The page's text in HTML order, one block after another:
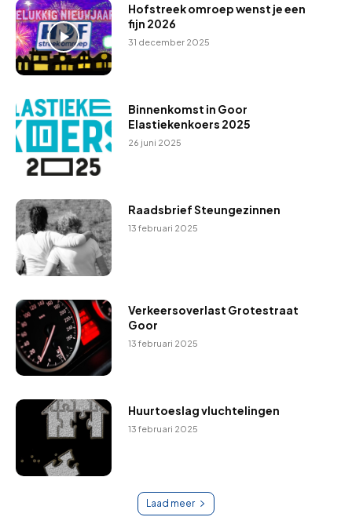
Hofstreek omroep wenst je een
fijn 2026
31 december 2025
Binnenkomst in Goor
Elastiekenkoers 2025
26 juni 2025
Raadsbrief Steungezinnen
13 februari 2025
Verkeersoverlast Grotestraat
Goor
13 februari 2025
Huurtoeslag vluchtelingen
13 februari 2025
Laad meer